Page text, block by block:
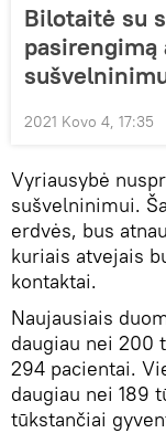
Bilotaitė su
2021 Kovo 4, 17:35
Vyriausybė
sušvelninimui.
erdvės, bus
kuriais atvejais
kontaktai.
Naujausiais
daugiau nei 200
294 pacientai.
daugiau nei 189
tūkstančiai